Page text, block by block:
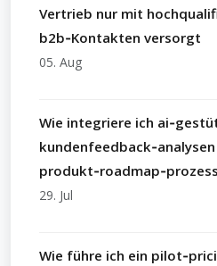
Vertrieb nur mit
b2b‑Kontakten versorgt
05. Aug
Wie integriere ich
29. Jul
Wie führe ich ein